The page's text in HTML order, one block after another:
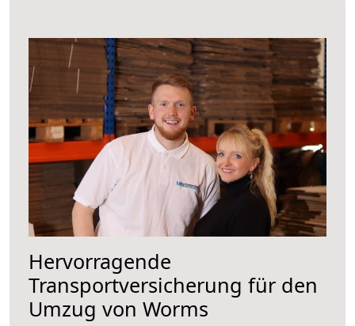
Hervorragende
Transportversicherung für den
Umzug von Worms